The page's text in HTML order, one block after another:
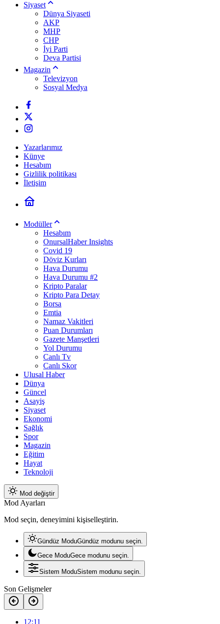
Siyaset
Dünya Siyaseti
AKP
MHP
CHP
İyi Parti
Deva Partisi
Magazin
Televizyon
Sosyal Medya
Yazarlarımız
Künye
Hesabım
Gizlilik politikası
İletişim
Modüller
Hesabım
OnursalHaber Insights
Covid 19
Döviz Kurları
Hava Durumu
Hava Durumu #2
Kripto Paralar
Kripto Para Detay
Borsa
Emtia
Namaz Vakitleri
Puan Durumları
Gazete Manşetleri
Yol Durumu
Canlı Tv
Canlı Skor
Ulusal Haber
Dünya
Güncel
Asayiş
Siyaset
Ekonomi
Sağlık
Spor
Magazin
Eğitim
Hayat
Teknoloji
Mod değiştir
Mod Ayarları
Mod seçin, deneyimini kişiselleştirin.
Gündüz ModuGündüz modunu seçin.
Gece ModuGece modunu seçin.
Sistem ModuSistem modunu seçin.
Son Gelişmeler
12:11